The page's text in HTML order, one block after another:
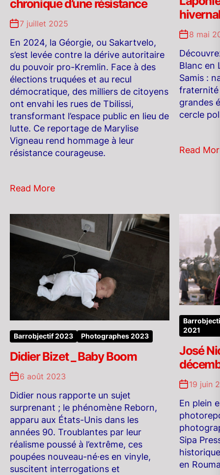
chronique d’une résistance
7 juillet 2025
En 2024, la Géorgie, ou Sakartvelo,
s’est levée contre la dérive autoritaire
du pouvoir pro-Kremlin. Face à des
élections truquées et au recul
démocratique, des milliers de citoyens
ont envahi les rues de Tbilissi,
transformant l’espace public en lieu de
lutte. Ce reportage de Marylise
Vigneau rend hommage à leur
résistance courageuse.
Read More
8 mai
Blanc en
Samis :
fraternité
grandes
cercle
Read
Barrobjectif 2023 Photographes 2023
Didier Bizet _ Baby Boom
6 août 2023
Didier nous rapporte un sujet
surprenant ; le phénomène Reborn,
apparu aux États-Unis dans les
années 90. Troublantes par leur
réalisme poussé à l’extrême, ces
poupées nouveau-né·es en vinyle,
suscitent interrogations et
2021
José
19 juin
En plein
Sipa
en